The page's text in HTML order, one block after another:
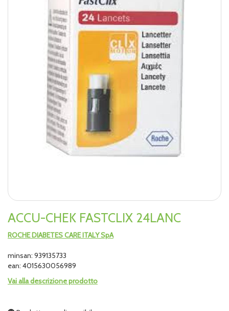
ACCU-CHEK FASTCLIX 24LANC
ROCHE DIABETES CARE ITALY SpA
minsan: 939135733
ean: 4015630056989
Vai alla descrizione prodotto